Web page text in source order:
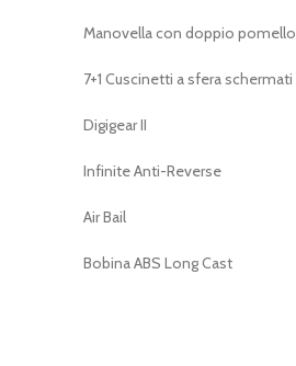
Manovella con doppio pomello
7+1 Cuscinetti a sfera schermati
Digigear II
Infinite Anti-Reverse
Air Bail
Bobina ABS Long Cast